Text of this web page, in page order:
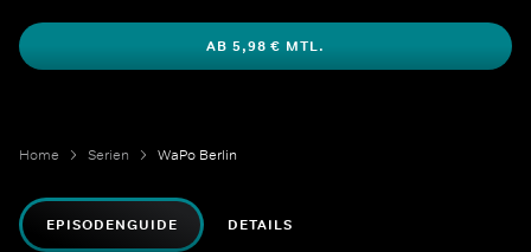
AB 5,98 € MTL.
Home Serien WaPo Berlin
EPISODENGUIDE DETAILS